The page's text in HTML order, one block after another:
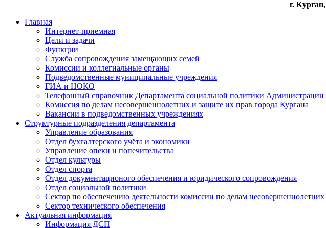
г.
Главная
Интернет-приемная
Цели и задачи
Функции
Служба сопровождения замещающих семей
Комиссии и коллегиальные органы
Подведомственные муниципальные учреждения
ГИА и НОКО
Телефонный справочник Департамента социальной политики Администрации
Комиссия по делам несовершеннолетних и защите их прав города Кургана
Вакансии в подведомственных учреждениях
Структурные подразделения департамента
Управление образования
Отдел бухгалтерского учёта и экономики
Управление опеки и попечительства
Отдел культуры
Отдел спорта
Отдел документационого обеспечения и юридического сопровождения
Отдел социальной политики
Сектор по обеспечению деятельности комиссии по делам
Сектор технического обеспечения
Актуальная информация
Информация ДСП